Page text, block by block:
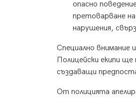
опасно
претоварване
нарушения,
Специално
Полицейски екипи
създаващи
От полицията